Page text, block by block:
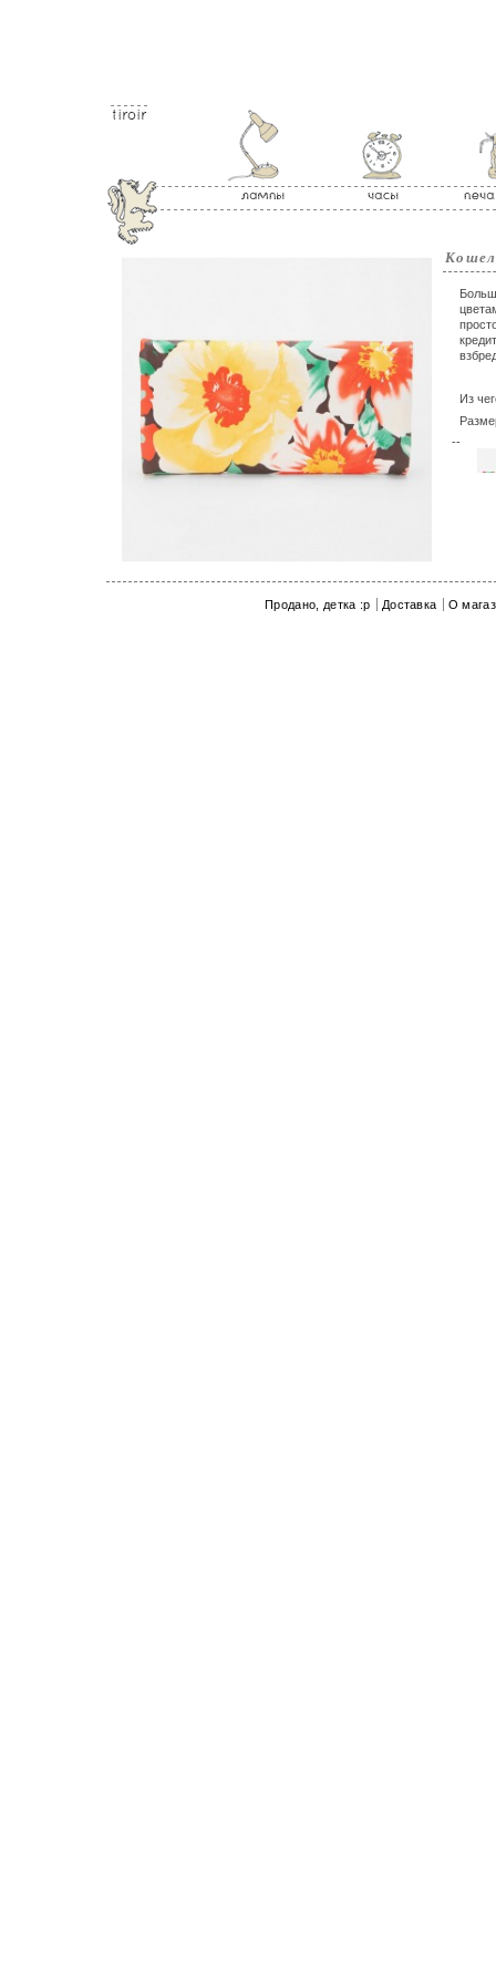
Из
--
Продано, детка :p Доставка О